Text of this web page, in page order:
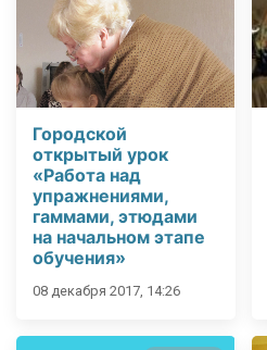
Городской
открытый урок
«Работа над
упражнениями,
гаммами, этюдами
на начальном этапе
обучения»
08 декабря 2017, 14:26